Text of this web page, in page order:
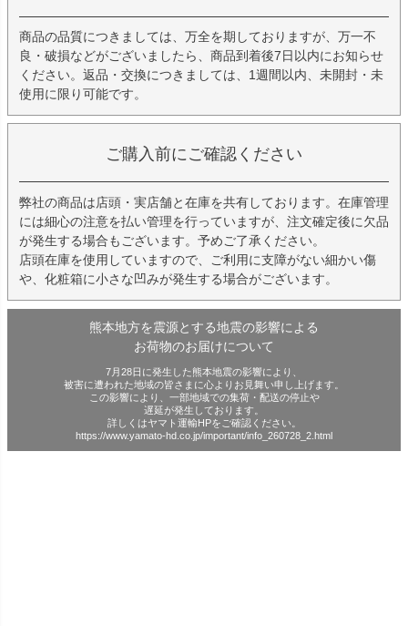
商品の品質につきましては、万全を期しておりますが、万一不
良・破損などがございましたら、商品到着後7日以内にお知らせ
ください。返品・交換につきましては、1週間以内、未開封・未
使用に限り可能です。
ご購入前にご確認ください
弊社の商品は店頭・実店舗と在庫を共有しております。在庫管理
には細心の注意を払い管理を行っていますが、注文確定後に欠品
が発生する場合もございます。予めご了承ください。
店頭在庫を使用していますので、ご利用に支障がない細かい傷
や、化粧箱に小さな凹みが発生する場合がございます。
熊本地方を震源とする地震の影響による
お荷物のお届けについて
7月28日に発生した熊本地震の影響により、
被害に遭われた地域の皆さまに心よりお見舞い申し上げます。
この影響により、一部地域での集荷・配送の停止や
遅延が発生しております。
詳しくはヤマト運輸HPをご確認ください。
https://www.yamato-hd.co.jp/important/info_260728_2.html